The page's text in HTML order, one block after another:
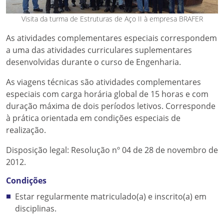
Visita da turma de Estruturas de Aço II à empresa BRAFER
As atividades complementares especiais correspondem
a uma das atividades curriculares suplementares
desenvolvidas durante o curso de Engenharia.
As viagens técnicas são atividades complementares
especiais com carga horária global de 15 horas e com
duração máxima de dois períodos letivos. Corresponde
à prática orientada em condições especiais de
realização.
Disposição legal: Resolução nº 04 de 28 de novembro de
2012.
Condições
Estar regularmente matriculado(a) e inscrito(a) em
disciplinas.